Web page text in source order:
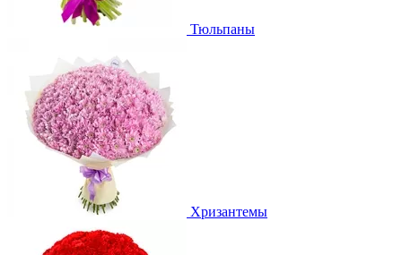
Тюльпаны
Хризантемы